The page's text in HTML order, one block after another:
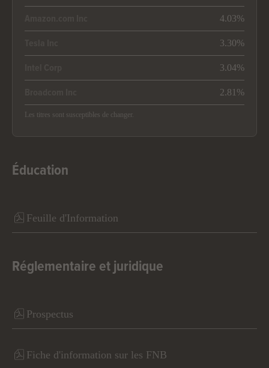
4.03%
3.30%
3.04%
2.81%
Les titres sont susceptibles de changer.
Éducation
Feuille d'Information
Réglementaire et juridique
Prospectus
Fiche d'information sur les FNB